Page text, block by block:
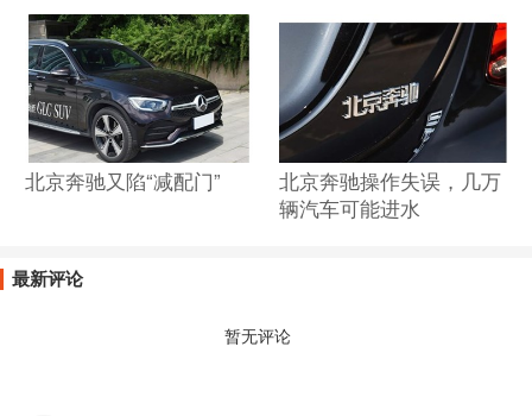
北京奔驰又陷“减配门”
北京奔驰操作失误，几万
辆汽车可能进水
最新评论
暂无评论